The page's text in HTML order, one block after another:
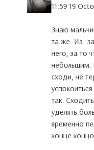
11:59 19
Знаю
та же. Из -
него, за то
небольшим.
сходи, не
так.
уделять
временно
конце